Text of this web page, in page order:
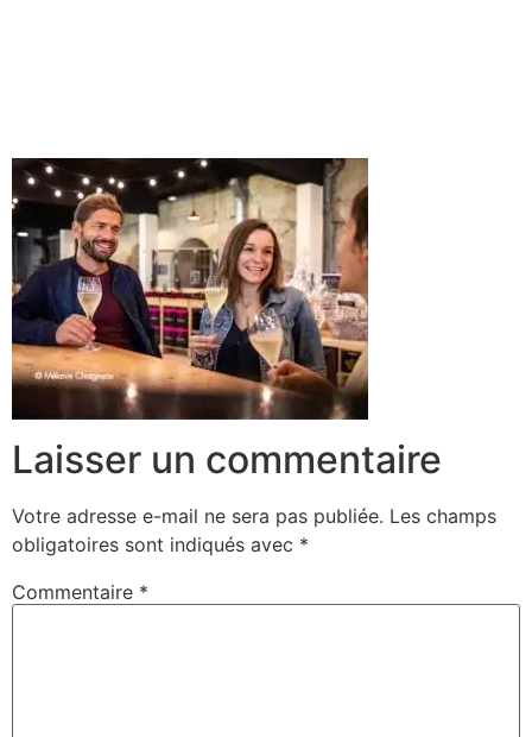
Laisser un commentaire
Votre adresse e-mail ne sera pas publiée. Les champs
obligatoires sont indiqués avec *
Commentaire *